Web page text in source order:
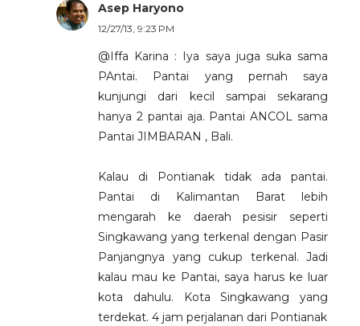
Asep Haryono
12/27/13, 9:23 PM
@Iffa Karina : Iya saya juga suka sama
PAntai. Pantai yang pernah saya
kunjungi dari kecil sampai sekarang
hanya 2 pantai aja. Pantai ANCOL sama
Pantai JIMBARAN , Bali.
Kalau di Pontianak tidak ada pantai.
Pantai di Kalimantan Barat lebih
mengarah ke daerah pesisir seperti
Singkawang yang terkenal dengan Pasir
Panjangnya yang cukup terkenal. Jadi
kalau mau ke Pantai, saya harus ke luar
kota dahulu. Kota Singkawang yang
terdekat. 4 jam perjalanan dari Pontianak